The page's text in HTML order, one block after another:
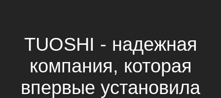
TUOSHI - надежная
компания, которая
впервые установила